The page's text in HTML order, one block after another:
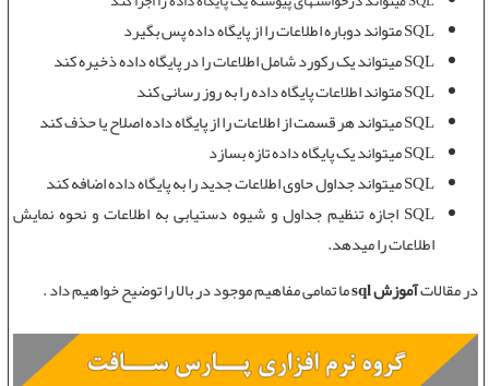
SQL متواند دوباره اطلاعات را از پایگاه داده پس بگیرد
SQL میتواند یک رکورد شامل اطلاعات را در پایگاه داده ذخیره کند
SQL متواند اطلاعات پایگاه داده را به روز رسانی کند
SQL میتواند هر قسمت از اطلاعات را از پایگاه داده اصلاح یا حذف کند
SQL میتواند یک پایگاه داده تازه بسازد
SQL میتواند جداول حاوی اطلاعات جدید را به پایگاه داده اضافه کند
SQL اجازه تنظیم جداول و شیوه دستیابی به اطلاعات و نحوه نمایش
اطلاعات را میدهد.
در مقالاتآموزش sql ما تمامی مفاهیم موجود در بالا را توضیح خواهیم داد .